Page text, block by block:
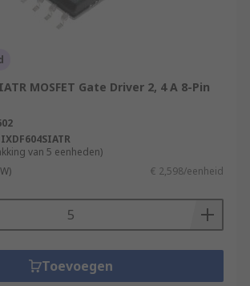
MOSFET Gate Driver 2, 4 A 8-Pin
IXDF604SIATR
van 5 eenheden)
€ 2,598/eenheid
Toevoegen